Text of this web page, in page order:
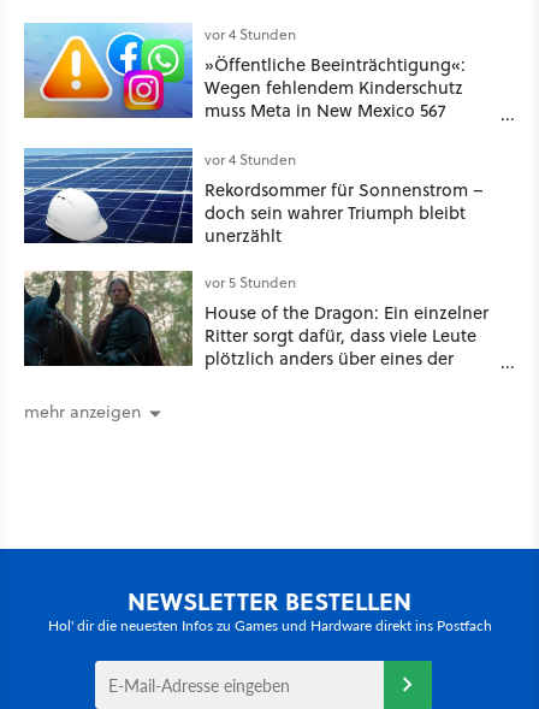
funktionierende PlayStation [Best of
GameStar]
vor 4 Stunden
»Öffentliche Beeinträchtigung«:
Wegen fehlendem Kinderschutz
muss Meta in New Mexico 567
vor 4 Stunden
Rekordsommer für Sonnenstrom –
doch sein wahrer Triumph bleibt
unerzählt
vor 5 Stunden
House of the Dragon: Ein einzelner
Ritter sorgt dafür, dass viele Leute
plötzlich anders über eines der
mehr anzeigen
NEWSLETTER BESTELLEN
Hol' dir die neuesten Infos zu Games und Hardware direkt ins Postfach